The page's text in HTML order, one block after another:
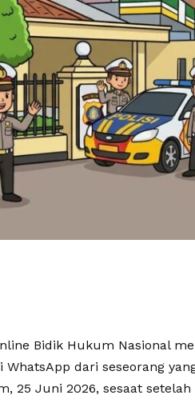
Bidik Hukum Nasional
dari seseorang
25 Juni 2026, sesaat